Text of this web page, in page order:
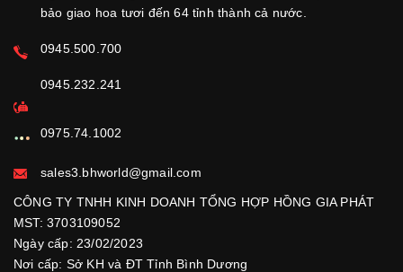
bảo giao hoa tươi đến 64 tỉnh thành cả nước.
0945.500.700
0945.232.241
0975.74.1002
sales3.bhworld@gmail.com
CÔNG TY TNHH KINH DOANH TỔNG HỢP HỒNG GIA PHÁT
MST: 3703109052
Ngày cấp: 23/02/2023
Nơi cấp: Sở KH và ĐT Tỉnh Bình Dương